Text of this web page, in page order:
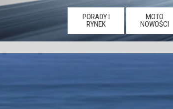
PORADY I
RYNEK
MOTO
NOWOŚCI